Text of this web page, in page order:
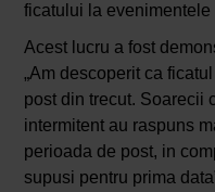
ficatului la evenimentele
Acest lucru a fost
„Am descoperit ca
post din trecut. Soarecii
intermitent au raspuns
perioada de post, in
supusi pentru prima